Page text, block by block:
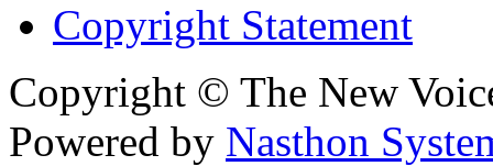
Copyright Statement
Copyright © The New
Powered by Nasthon